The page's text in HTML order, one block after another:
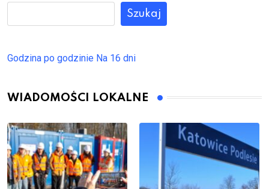
Szukaj
Godzina po godzinie Na 16 dni
WIADOMOŚCI LOKALNE